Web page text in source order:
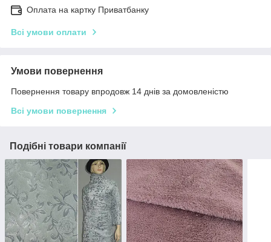
Оплата на картку Приватбанку
Всі умови оплати
Умови повернення
Повернення товару впродовж 14 днів за домовленістю
Всі умови повернення
Подібні товари компанії